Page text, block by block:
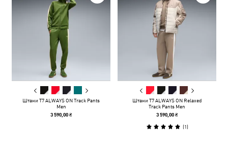
Штани T7 ALWAYS ON Track Pants
Men
3 590,00 ₴
Штани T7 ALWAYS ON Relaxed
Track Pants Men
3 590,00 ₴
(1)